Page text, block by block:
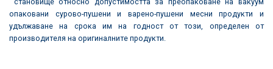
опаковани сурово-пушени и варено-пушени месни продукти и
удължаване на срока им на годност от този, определен от
производителя на оригиналните продукти.